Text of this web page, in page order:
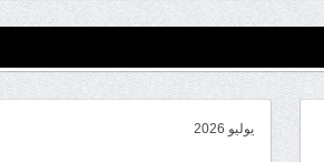
يوليو 2026